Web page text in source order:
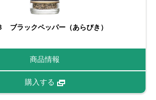
ブラックペッパー（あらびき）
商品情報
購入する